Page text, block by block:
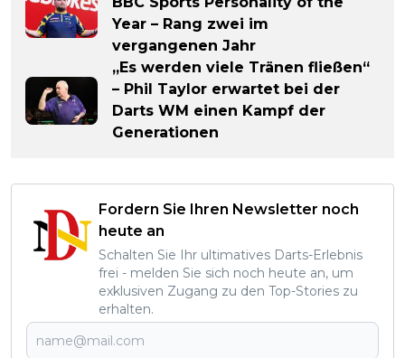
Year – Rang zwei im
vergangenen Jahr
„Es werden viele Tränen fließen“
– Phil Taylor erwartet bei der
Darts WM einen Kampf der
Generationen
Fordern Sie Ihren Newsletter noch
heute an
Schalten Sie Ihr ultimatives Darts-Erlebnis
frei - melden Sie sich noch heute an, um
exklusiven Zugang zu den Top-Stories zu
erhalten.